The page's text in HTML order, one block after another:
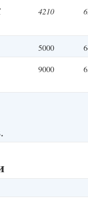
4210
5000
9000